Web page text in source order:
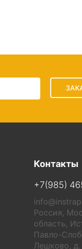
Контакты
+7(985)
Россия,
область,
Павло-
Лешково, д.